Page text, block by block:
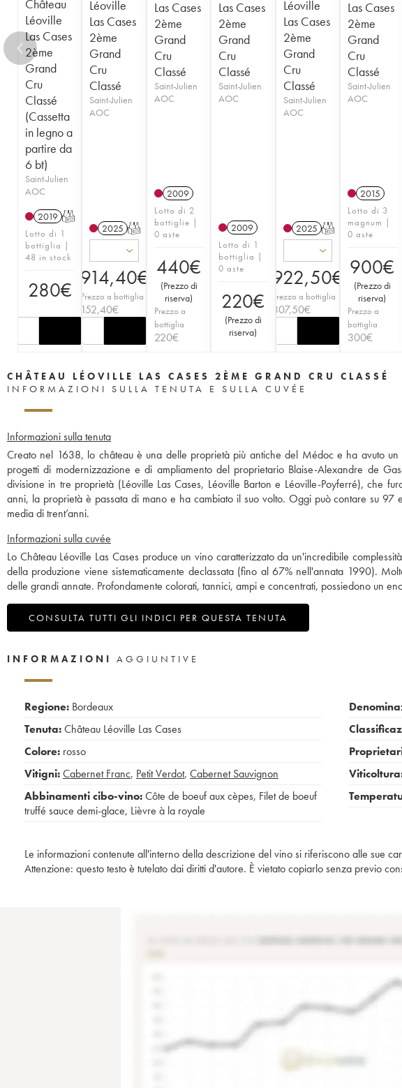
Château
Léoville
Las Cases
2ème
Grand
Cru
Classé
(Cassetta
in legno a
partire da
6 bt)
Saint-Julien
AOC
2019 T
Lotto di 1
bottiglia |
48 in stock
280€
Léoville
Las Cases
2ème
Grand
Cru
Classé
Saint-Julien
AOC
2025 T
914,40€
Prezzo a bottiglia
152,40€
Las Cases
2ème
Grand
Cru
Classé
Saint-Julien
AOC
2009
Lotto di 2
bottiglie |
0 aste
440€
(Prezzo di
riserva)
Prezzo a
bottiglia
220€
Las Cases
2ème
Grand
Cru
Classé
Saint-Julien
AOC
2009
Lotto di 1
bottiglia |
0 aste
220€
(Prezzo di
riserva)
Léoville
Las Cases
2ème
Grand
Cru
Classé
Saint-Julien
AOC
2025 T
922,50€
Prezzo a bottiglia
307,50€
Las Cases
2ème
Grand
Cru
Classé
Saint-Julien
AOC
2015
Lotto di 3
magnum |
0 aste
900€
(Prezzo di
riserva)
Prezzo a
bottiglia
300€
CHÂTEAU LÉOVILLE LAS CASES 2ÈME GRAND CRU CLASSÉ
INFORMAZIONI SULLA TENUTA E SULLA CUVÉE
Informazioni sulla tenuta
Creato nel 1638, lo château è una delle proprietà più antiche del Médoc e ha avuto
progetti di modernizzazione e di ampliamento del proprietario Blaise-Alexandre de
divisione in tre proprietà (Léoville Las Cases, Léoville Barton e Léoville-Poyferré), che
anni, la proprietà è passata di mano e ha cambiato il suo volto. Oggi può contare su 97
media di trent’anni.
Informazioni sulla cuvée
Lo Château Léoville Las Cases produce un vino caratterizzato da un'incredibile
della produzione viene sistematicamente declassata (fino al 67% nell'annata 1990).
delle grandi annate. Profondamente colorati, tannici, ampi e concentrati, possiedono un
CONSULTA TUTTI GLI INDICI PER QUESTA TENUTA
INFORMAZIONI AGGIUNTIVE
Regione: Bordeaux
Tenuta:Château Léoville Las Cases
Colore: rosso
Vitigni:Cabernet Franc, Petit Verdot, Cabernet Sauvignon
Abbinamenti cibo-vino:Côte de boeuf aux cèpes, Filet de boeuf
truffé sauce demi-glace, Lièvre à la royale
Le informazioni contenute all'interno della descrizione del vino si riferiscono alle sue
Attenzione: questo testo è tutelato dai diritti d'autore. È vietato copiarlo senza previo